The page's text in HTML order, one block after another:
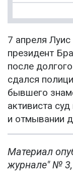
7 апреля
президент
после
сдался
бывшего
активиста
и отмывании
Материал
журнале" №